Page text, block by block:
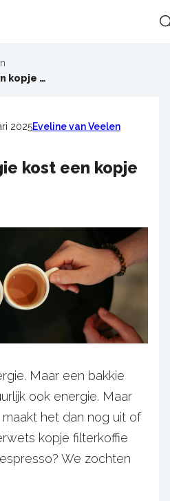
Hoeveel energie kost een kopje koffie?
2025Eveline van Veelen
kost een kopje
Maar een bakkie
ook energie. Maar
het dan nog uit of
kopje filterkoffie
We zochten